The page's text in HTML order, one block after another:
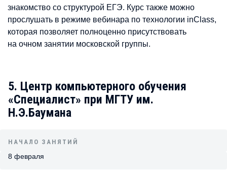
знакомство со структурой ЕГЭ. Курс также можно
прослушать в режиме вебинара по технологии inClass,
которая позволяет полноценно присутствовать
на очном занятии московской группы.
5. Центр компьютерного обучения
«Специалист» при МГТУ им.
Н.Э.Баумана
НАЧАЛО ЗАНЯТИЙ
8 февраля